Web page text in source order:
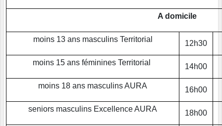
A domicile
moins 13 ans masculins Territorial 12h30
moins 15 ans féminines Territorial 14h00
moins 18 ans masculins AURA 16h00
seniors masculins Excellence AURA 18h00